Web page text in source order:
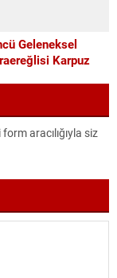
Geleneksel
Karpuz
aracılığıyla siz